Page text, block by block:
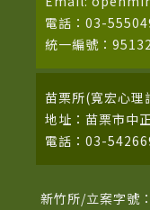
電話：03-
統一編號：
苗栗所(寬宏心理
地址：苗栗市中
電話：03-
新竹所/立案字號：